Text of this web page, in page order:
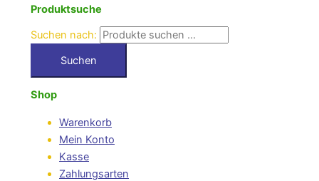
Produktsuche
Suchen nach:
Suchen
Shop
Warenkorb
Mein Konto
Kasse
Zahlungsarten